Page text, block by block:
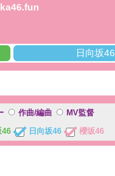
日向坂46
作曲/編曲 MV監督
46 日向坂46 櫻坂46